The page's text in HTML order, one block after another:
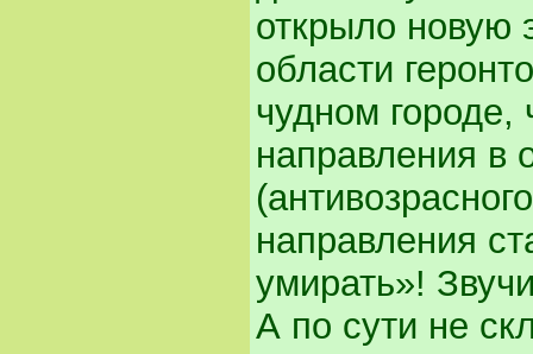
открыло новую
области
чудном городе,
направления в
направления
умирать»!
А по сути не